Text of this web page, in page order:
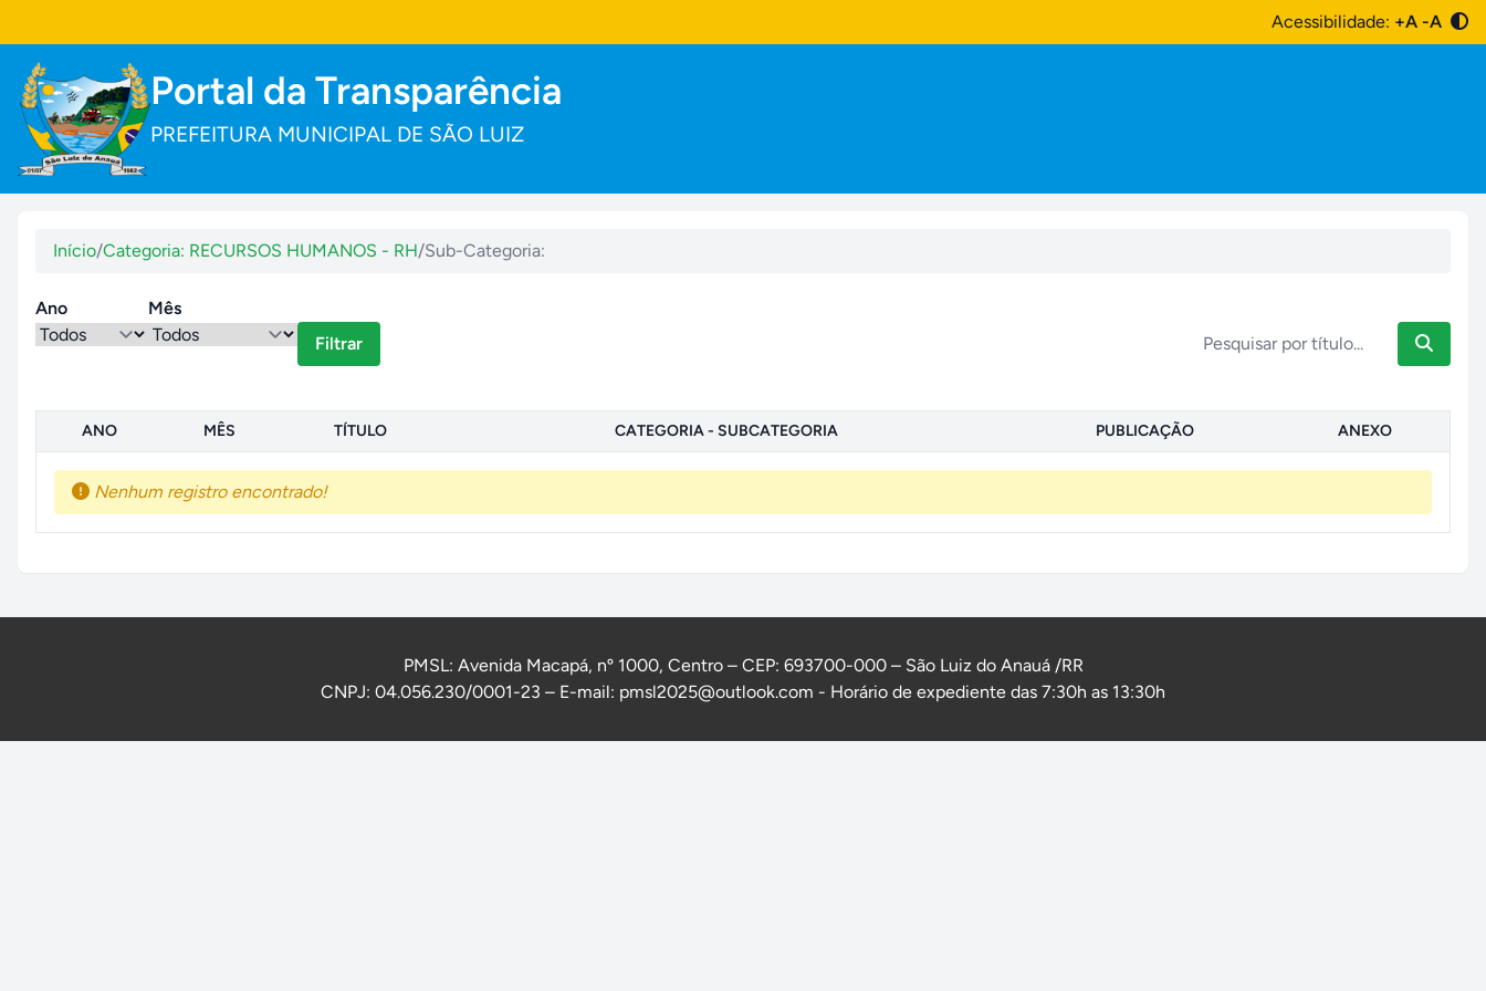
Acessibilidade: +A -A
Portal da Transparência
PREFEITURA MUNICIPAL DE SÃO LUIZ
Início/Categoria: RECURSOS HUMANOS - RH/Sub-Categoria:
Ano
Mês
Filtrar
ANO MÊS TÍTULO CATEGORIA - SUBCATEGORIA PUBLICAÇÃO ANEXO
Nenhum registro encontrado!
PMSL: Avenida Macapá, nº 1000, Centro – CEP: 693700-000 – São Luiz do Anauá /RR
CNPJ: 04.056.230/0001-23 – E-mail: pmsl2025@outlook.com - Horário de expediente das 7:30h as 13:30h